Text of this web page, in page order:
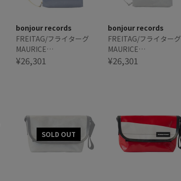
bonjour records
FREITAG/フライターグ
MAURICE
BACKPACKABLE TOTE
¥26,301
bonjour records
FREITAG/フライターグ
MAURICE
BACKPACKABLE TOTE
¥26,301